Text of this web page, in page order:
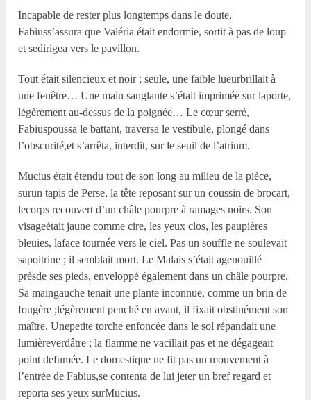
Incapable de rester plus longtemps dans le doute,
Fabiuss’assura que Valéria était endormie, sortit à pas de loup
et sedirigea vers le pavillon.
Tout était silencieux et noir ; seule, une faible lueurbrillait à
une fenêtre… Une main sanglante s’était imprimée sur laporte,
légèrement au-dessus de la poignée… Le cœur serré,
Fabiuspoussa le battant, traversa le vestibule, plongé dans
l’obscurité,et s’arrêta, interdit, sur le seuil de l’atrium.
Mucius était étendu tout de son long au milieu de la pièce,
surun tapis de Perse, la tête reposant sur un coussin de brocart,
lecorps recouvert d’un châle pourpre à ramages noirs. Son
visageétait jaune comme cire, les yeux clos, les paupières
bleuies, laface tournée vers le ciel. Pas un souffle ne soulevait
sapoitrine ; il semblait mort. Le Malais s’était agenouillé
prèsde ses pieds, enveloppé également dans un châle pourpre.
Sa maingauche tenait une plante inconnue, comme un brin de
fougère ;légèrement penché en avant, il fixait obstinément son
maître. Unepetite torche enfoncée dans le sol répandait une
lumièreverdâtre ; la flamme ne vacillait pas et ne dégageait
point defumée. Le domestique ne fit pas un mouvement à
l’entrée de Fabius,se contenta de lui jeter un bref regard et
reporta ses yeux surMucius.